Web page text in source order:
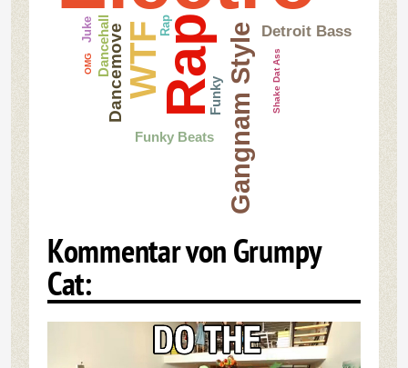
Rap
WTF Gangnam Style
Dancemove Detroit Bass
Funky
Funky Beats
Dancehall Rap
Juke
Shake Dat Ass
OMG
Kommentar von Grumpy
Cat: